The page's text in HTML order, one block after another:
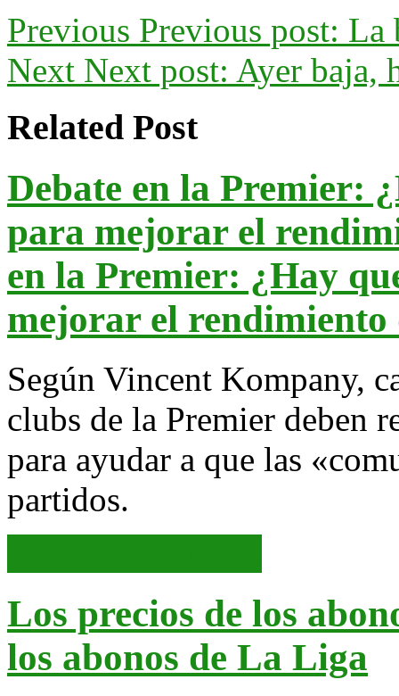
Previous Previous post: La
Next Next post: Ayer baja,
Related Post
Debate en la Premier:
para mejorar el
en la Premier: ¿Hay
mejorar el rendimiento
Según Vincent Kompany,
clubs de la Premier deben
para ayudar a que las
partidos.
Los precios de los
los abonos de La Liga